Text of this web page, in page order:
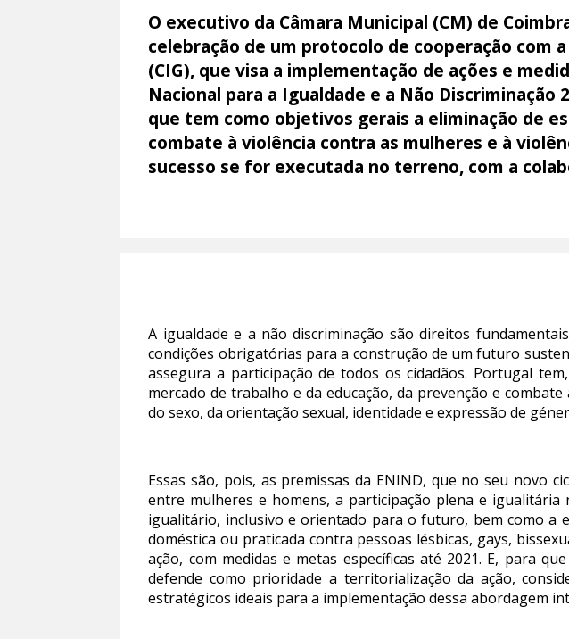
O executivo da Câmara Municipal (CM) de
celebração de um protocolo de cooperação com
(CIG), que visa a implementação de ações e
Nacional para a Igualdade e a Não Discriminação
que tem como objetivos gerais a eliminação de
combate à violência contra as mulheres e à
sucesso se for executada no terreno, com a
A igualdade e a não discriminação são direitos
condições obrigatórias para a construção de um futuro
assegura a participação de todos os cidadãos. Portugal
mercado de trabalho e da educação, da prevenção e
do sexo, da orientação sexual, identidade e expressão de
Essas são, pois, as premissas da ENIND, que no seu novo
entre mulheres e homens, a participação plena e
igualitário, inclusivo e orientado para o futuro, bem como a
doméstica ou praticada contra pessoas lésbicas, gays,
ação, com medidas e metas específicas até 2021. E, para
defende como prioridade a territorialização da ação,
estratégicos ideais para a implementação dessa abordagem